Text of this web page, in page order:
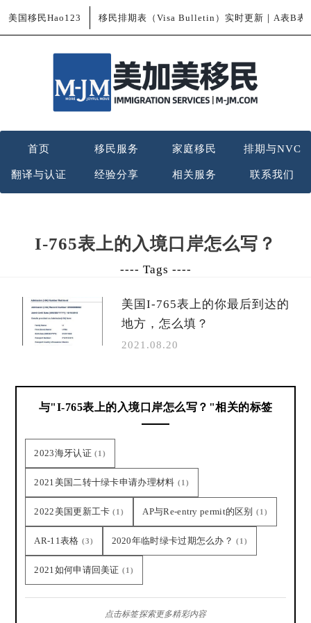
美国移民Hao123 移民排期表（Visa Bulletin）实时更新｜A表B表
首页 移民服务 家庭移民 排期与NVC
翻译与认证 经验分享 相关服务 联系我们
I-765表上的入境口岸怎么写？
---- Tags ----
美国I-765表上的你最后到达的
地方，怎么填？
2021.08.20
与"I-765表上的入境口岸怎么写？"相关的标签
2023海牙认证 (1)
2021美国二转十绿卡申请办理材料 (1)
2022美国更新工卡 (1) AP与Re-entry permit的区别 (1)
AR-11表格 (3) 2020年临时绿卡过期怎么办？ (1)
2021如何申请回美证 (1)
点击标签探索更多精彩内容